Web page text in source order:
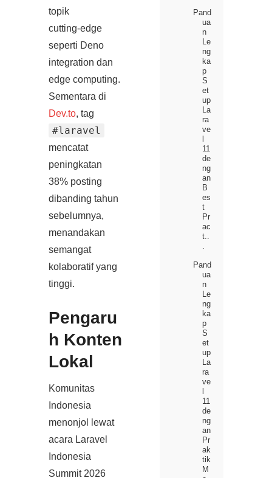
topik
cutting‑edge
seperti Deno
integration dan
edge computing.
Sementara di
Dev.to, tag
#laravel
mencatat
peningkatan
38% posting
dibanding tahun
sebelumnya,
menandakan
semangat
kolaboratif yang
tinggi.
Pengaru
h Konten
Lokal
Komunitas
Indonesia
menonjol lewat
acara Laravel
Indonesia
Summit 2026
Pand
ua
n
Le
ng
ka
p
S
et
up
La
ra
ve
11
de
ng
an
B
es
t
Pr
ac
t..
Pand
ua
n
Le
ng
ka
p
S
et
up
La
ra
ve
11
de
ng
an
Pr
ak
tik
M